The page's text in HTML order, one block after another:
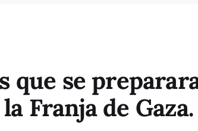
que se
Franja de Gaza.